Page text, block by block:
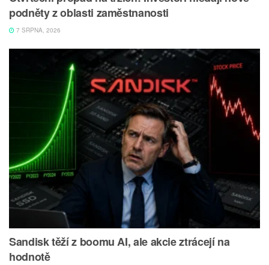
podněty z oblasti zaměstnanosti
7 SRPNA, 2026
Sandisk těží z boomu AI, ale akcie ztrácejí na
hodnotě